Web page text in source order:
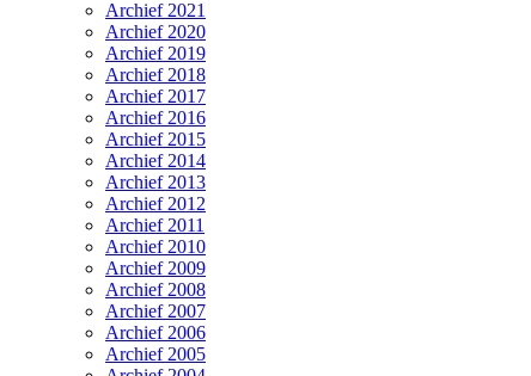
Archief 2021
Archief 2020
Archief 2019
Archief 2018
Archief 2017
Archief 2016
Archief 2015
Archief 2014
Archief 2013
Archief 2012
Archief 2011
Archief 2010
Archief 2009
Archief 2008
Archief 2007
Archief 2006
Archief 2005